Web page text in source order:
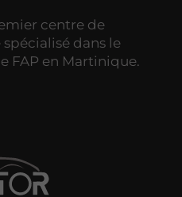
centre de
dans le
FAP en Martinique.